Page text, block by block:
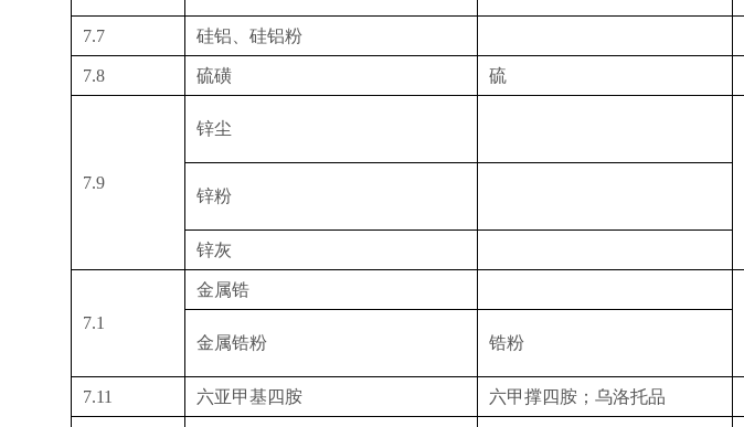
7.7 硅铝、硅铝粉
7.8 硫磺 硫
7.9
锌尘
锌粉
锌灰
7.1
金属锆
金属锆粉 锆粉
7.11 六亚甲基四胺 六甲撑四胺；乌洛托品